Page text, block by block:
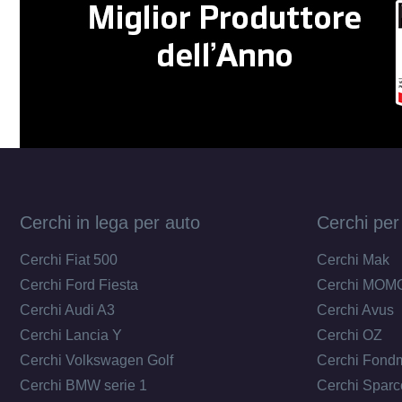
Cerchi in lega per auto
Cerchi Fiat 500
Cerchi Ford Fiesta
Cerchi Audi A3
Cerchi Lancia Y
Cerchi Volkswagen Golf
Cerchi BMW serie 1
Cerchi
Cerchi Mak
Cerchi
Cerchi Avus
Cerchi OZ
Cerchi
Cerchi